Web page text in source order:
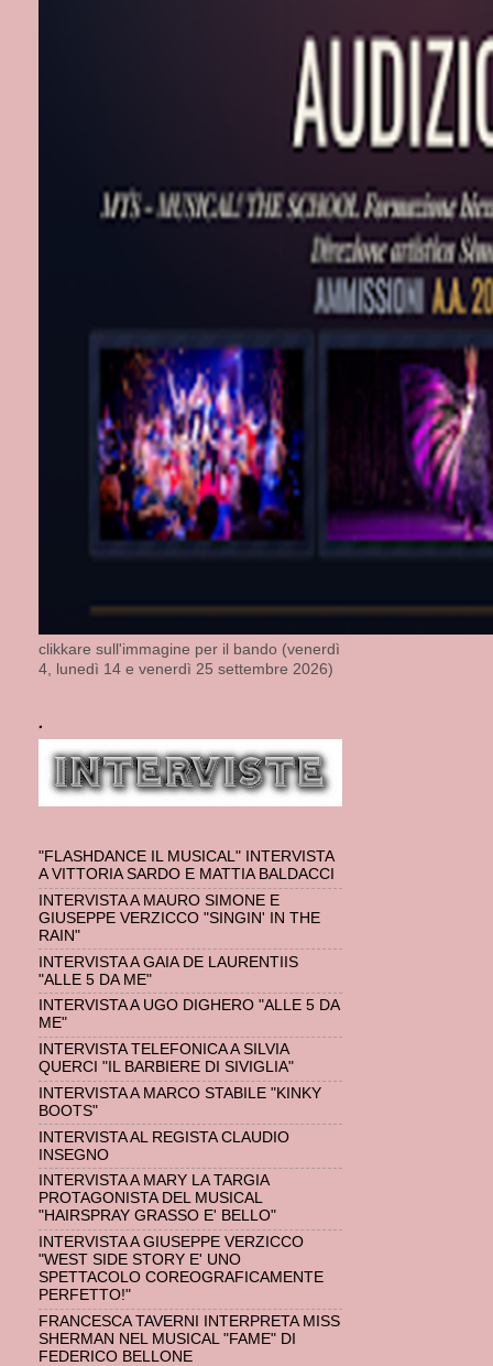
clikkare sull'immagine per il bando (venerdì
4, lunedì 14 e venerdì 25 settembre 2026)
.
"FLASHDANCE IL MUSICAL" INTERVISTA
A VITTORIA SARDO E MATTIA BALDACCI
INTERVISTA A MAURO SIMONE E
GIUSEPPE VERZICCO "SINGIN' IN THE
RAIN"
INTERVISTA A GAIA DE LAURENTIIS
"ALLE 5 DA ME"
INTERVISTA A UGO DIGHERO "ALLE 5 DA
ME"
INTERVISTA TELEFONICA A SILVIA
QUERCI "IL BARBIERE DI SIVIGLIA"
INTERVISTA A MARCO STABILE "KINKY
BOOTS"
INTERVISTA AL REGISTA CLAUDIO
INSEGNO
INTERVISTA A MARY LA TARGIA
PROTAGONISTA DEL MUSICAL
"HAIRSPRAY GRASSO E' BELLO"
INTERVISTA A GIUSEPPE VERZICCO
"WEST SIDE STORY E' UNO
SPETTACOLO COREOGRAFICAMENTE
PERFETTO!"
FRANCESCA TAVERNI INTERPRETA MISS
SHERMAN NEL MUSICAL "FAME" DI
FEDERICO BELLONE